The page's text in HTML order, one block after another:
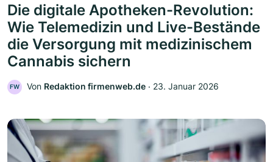
Die digitale Apotheken-Revolution:
Wie Telemedizin und Live-Bestände
die Versorgung mit medizinischem
Cannabis sichern
FW Von Redaktion firmenweb.de ‧ 23. Januar 2026